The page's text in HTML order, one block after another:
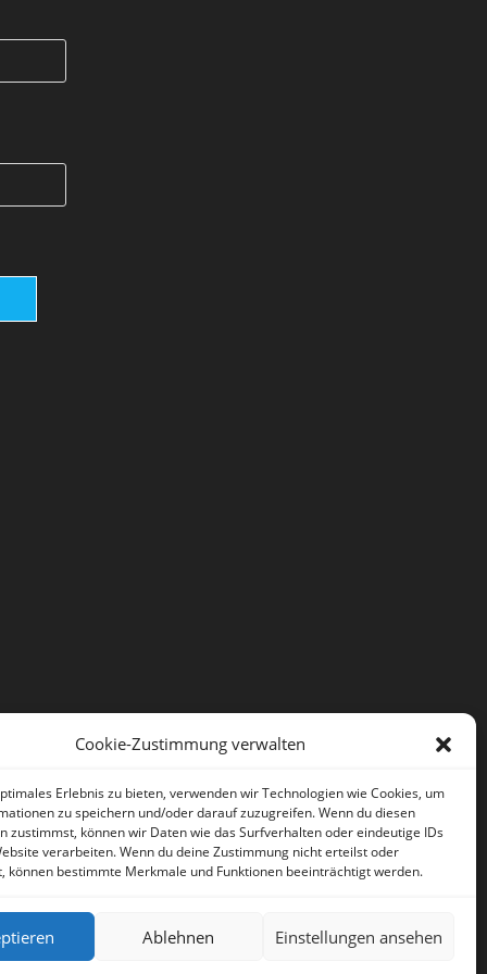
Cookie-Zustimmung verwalten
Erlebnis zu bieten, verwenden wir Technologien wie Cookies, um
zu speichern und/oder darauf zuzugreifen. Wenn du diesen
zustimmst, können wir Daten wie das Surfverhalten oder eindeutige IDs
verarbeiten. Wenn du deine Zustimmung nicht erteilst oder
können bestimmte Merkmale und Funktionen beeinträchtigt werden.
Ablehnen Einstellungen ansehen